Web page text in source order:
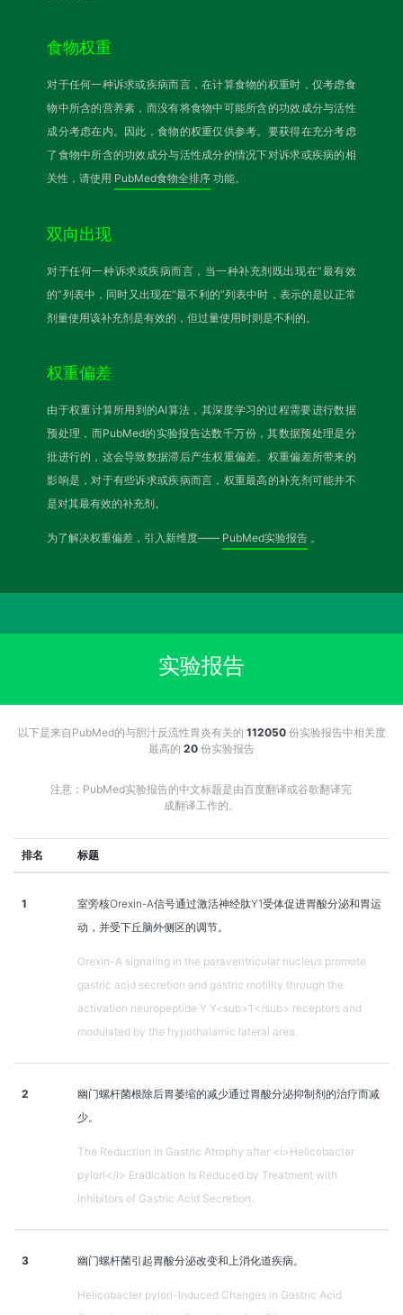
食物权重
对于任何一种诉求或疾病而言，在计算食物的权重时，仅考虑食
物中所含的营养素，而没有将食物中可能所含的功效成分与活性
成分考虑在内。因此，食物的权重仅供参考。要获得在充分考虑
了食物中所含的功效成分与活性成分的情况下对诉求或疾病的相
关性，请使用 PubMed食物全排序 功能。
双向出现
对于任何一种诉求或疾病而言，当一种补充剂既出现在“最有效
的”列表中，同时又出现在“最不利的”列表中时，表示的是以正常
剂量使用该补充剂是有效的，但过量使用时则是不利的。
权重偏差
由于权重计算所用到的AI算法，其深度学习的过程需要进行数据
预处理，而PubMed的实验报告达数千万份，其数据预处理是分
批进行的，这会导致数据滞后产生权重偏差。权重偏差所带来的
影响是，对于有些诉求或疾病而言，权重最高的补充剂可能并不
是对其最有效的补充剂。
为了解决权重偏差，引入新维度—— PubMed实验报告 。
实验报告
以下是来自PubMed的与胆汁反流性胃炎有关的 112050份实验报告中相关度
最高的 20 份实验报告
注意：PubMed实验报告的中文标题是由百度翻译或谷歌翻译完
成翻译工作的。
排名 标题
1
室旁核Orexin-A信号通过激活神经肽Y1受体促进胃酸分泌和胃运
动，并受下丘脑外侧区的调节。
Orexin-A signaling in the paraventricular nucleus promote
gastric acid secretion and gastric motility through the
activation neuropeptide Y Y<sub>1</sub> receptors and
modulated by the hypothalamic lateral area.
2
幽门螺杆菌根除后胃萎缩的减少通过胃酸分泌抑制剂的治疗而减
少。
The Reduction in Gastric Atrophy after <i>Helicobacter
pylori</i> Eradication Is Reduced by Treatment with
Inhibitors of Gastric Acid Secretion.
3 幽门螺杆菌引起胃酸分泌改变和上消化道疾病。
Helicobacter pylori-Induced Changes in Gastric Acid